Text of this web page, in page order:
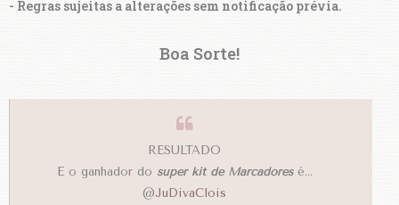
- Regras sujeitas a alterações sem notificação prévia.
Boa Sorte!
RESULTADO
E o ganhador do super kit de Marcadoresé...
@JuDivaClois